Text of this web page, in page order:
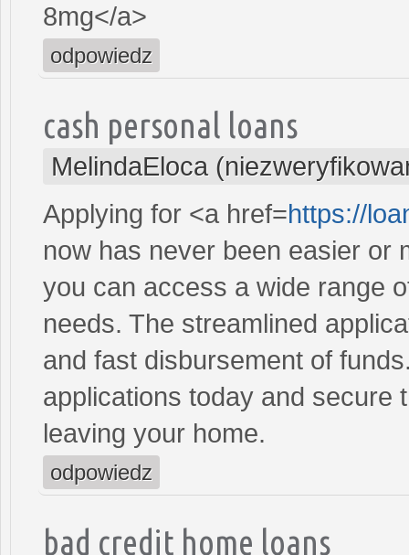
8mg</a>
odpowiedz
cash personal loans
MelindaEloca
Applying for <a href=https://
now has never been easier or
you can access a wide range
needs. The streamlined
and fast disbursement of
applications today and secure
leaving your home.
odpowiedz
bad credit home loans